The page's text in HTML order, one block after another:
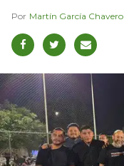
Martín García Chavero